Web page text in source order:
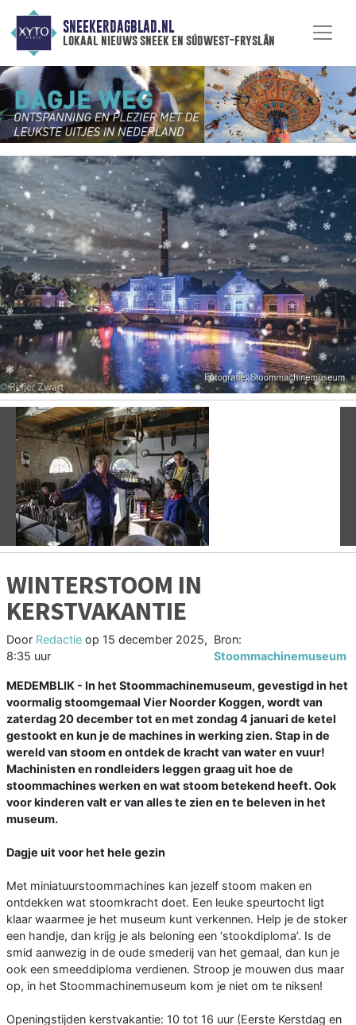
SNEEKERDAGBLAD.NL
lokaal nieuws sneek en súdwest-fryslân
Vorige
WINTERSTOOM IN
KERSTVAKANTIE
Door Redactie op 15 december 2025,
8:35 uur
Bron:
Stoommachinemuseum
MEDEMBLIK - In het Stoommachinemuseum, gevestigd in het
voormalig stoomgemaal Vier Noorder Koggen, wordt van
zaterdag 20 december tot en met zondag 4 januari de ketel
gestookt en kun je de machines in werking zien. Stap in de
wereld van stoom en ontdek de kracht van water en vuur!
Machinisten en rondleiders leggen graag uit hoe de
stoommachines werken en wat stoom betekend heeft. Ook
voor kinderen valt er van alles te zien en te beleven in het
museum.
Dagje uit voor het hele gezin
Met miniatuurstoommachines kan jezelf stoom maken en
ontdekken wat stoomkracht doet. Een leuke speurtocht ligt
klaar waarmee je het museum kunt verkennen. Help je de stoker
een handje, dan krijg je als beloning een ‘stookdiploma’. Is de
smid aanwezig in de oude smederij van het gemaal, dan kun je
ook een smeeddiploma verdienen. Stroop je mouwen dus maar
op, in het Stoommachinemuseum kom je niet om te niksen!
Openingstijden kerstvakantie: 10 tot 16 uur (Eerste Kerstdag en